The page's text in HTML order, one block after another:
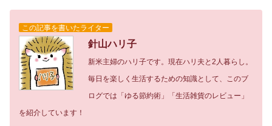
この記事を書いたライター
針山ハリ子
新米主婦のハリ子です。現在ハリ夫と2人暮らし。
毎日を楽しく生活するための知識として、このブ
ログでは「ゆる節約術」「生活雑貨のレビュー」
を紹介しています！